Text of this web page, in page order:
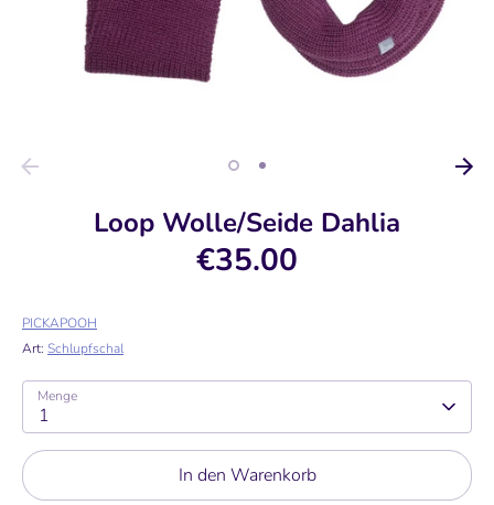
Loop Wolle/Seide Dahlia
€35.00
PICKAPOOH
Art: Schlupfschal
Menge
1
In den Warenkorb